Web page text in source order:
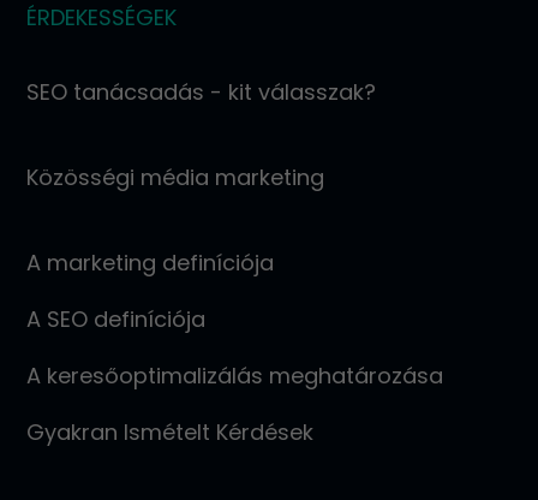
ÉRDEKESSÉGEK
SEO tanácsadás - kit válasszak?
Közösségi média marketing
A marketing definíciója
A SEO definíciója
A keresőoptimalizálás meghatározása
Gyakran Ismételt Kérdések